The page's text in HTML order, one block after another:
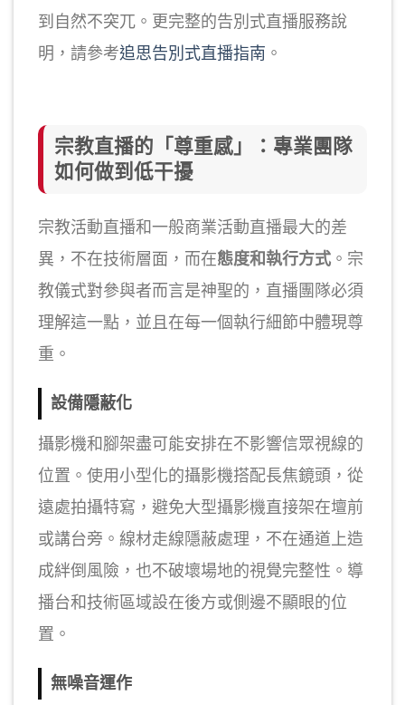
到自然不突兀。更完整的告別式直播服務說
明，請參考追思告別式直播指南 。
宗教直播的「尊重感」：專業團隊
如何做到低干擾
宗教活動直播和一般商業活動直播最大的差
異，不在技術層面，而在態度和執行方式 。宗
教儀式對參與者而言是神聖的，直播團隊必須
理解這一點，並且在每一個執行細節中體現尊
重。
設備隱蔽化
攝影機和腳架盡可能安排在不影響信眾視線的
位置。使用小型化的攝影機搭配長焦鏡頭，從
遠處拍攝特寫，避免大型攝影機直接架在壇前
或講台旁。線材走線隱蔽處理，不在通道上造
成絆倒風險，也不破壞場地的視覺完整性。導
播台和技術區域設在後方或側邊不顯眼的位
置。
無噪音運作